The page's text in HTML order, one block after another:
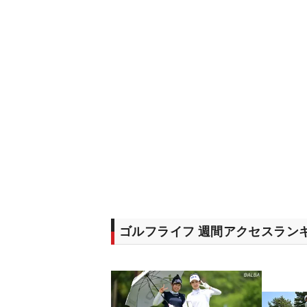
ゴルフライフ 週間アクセスラン